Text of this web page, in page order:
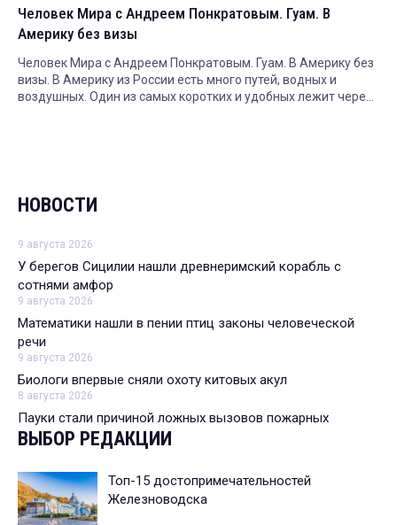
Человек Мира с Андреем Понкратовым. Гуам. В
Америку без визы
Человек Мира с Андреем Понкратовым. Гуам. В Америку без
визы. В Америку из России есть много путей, водных и
воздушных. Один из самых коротких и удобных лежит через
НОВОСТИ
9 августа 2026
У берегов Сицилии нашли древнеримский корабль с
сотнями амфор
9 августа 2026
Математики нашли в пении птиц законы человеческой
речи
9 августа 2026
Биологи впервые сняли охоту китовых акул
8 августа 2026
Пауки стали причиной ложных вызовов пожарных
ВЫБОР РЕДАКЦИИ
Топ-15 достопримечательностей
Железноводска